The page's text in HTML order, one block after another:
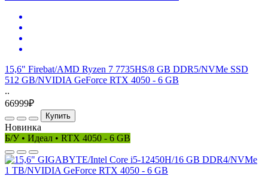
15,6" Firebat/AMD Ryzen 7 7735HS/8 GB DDR5/NVMe SSD
512 GB/NVIDIA GeForce RTX 4050 - 6 GB
..
66999₽
Купить
Новинка
Б/У • Идеал • RTX 4050 - 6 GB